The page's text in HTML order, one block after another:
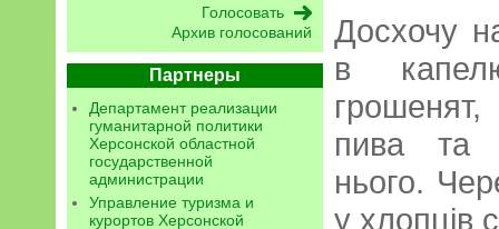
Архив голосований
Партнеры
Департамент реализации
гуманитарной политики
Херсонской областной
государственной
администрации
Управление туризма и
курортов Херсонской
Досхочу
в
пива та
нього.
у хлопців